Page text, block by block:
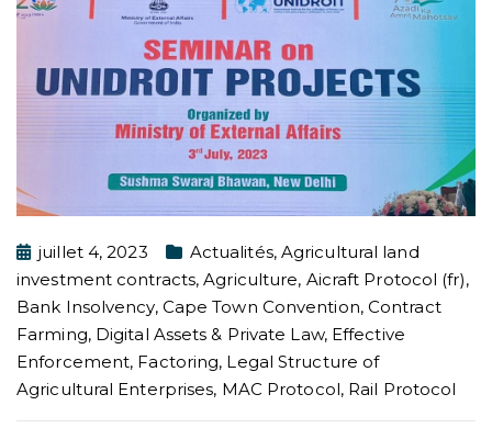
juillet 4, 2023 Actualités, Agricultural land
investment contracts,Agriculture, Aicraft Protocol (fr),
Bank Insolvency, Cape Town Convention, Contract
Farming, Digital Assets & Private Law, Effective
Enforcement, Factoring, Legal Structure of
Agricultural Enterprises, MAC Protocol, Rail Protocol